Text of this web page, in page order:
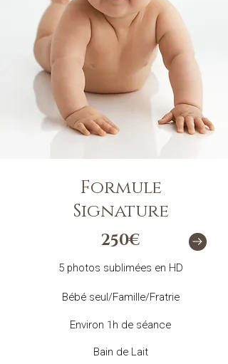
Formule
Signature
250€
5 photos sublimées en HD
Bébé seul/Famille/Fratrie
Environ 1h de séance
Bain de Lait